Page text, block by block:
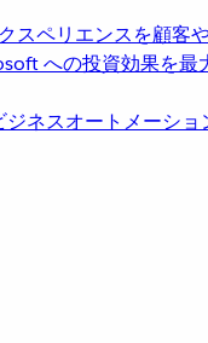
スペリエンスを顧客
への投資効果を最
ジネスオートメーショ